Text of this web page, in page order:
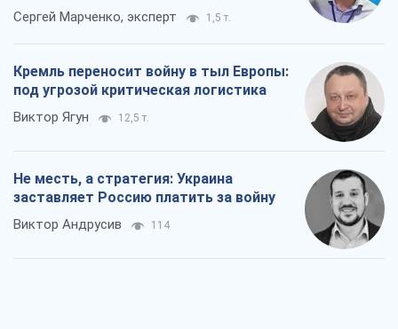
Сергей Марченко, эксперт 1,5 т.
Кремль переносит войну в тыл Европы:
под угрозой критическая логистика
Виктор Ягун 12,5 т.
Не месть, а стратегия: Украина
заставляет Россию платить за войну
Виктор Андрусив 114